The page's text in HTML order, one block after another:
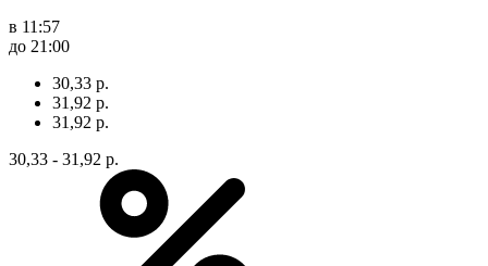
в 11:57
до 21:00
30,33 р.
31,92 р.
31,92 р.
30,33 - 31,92 р.